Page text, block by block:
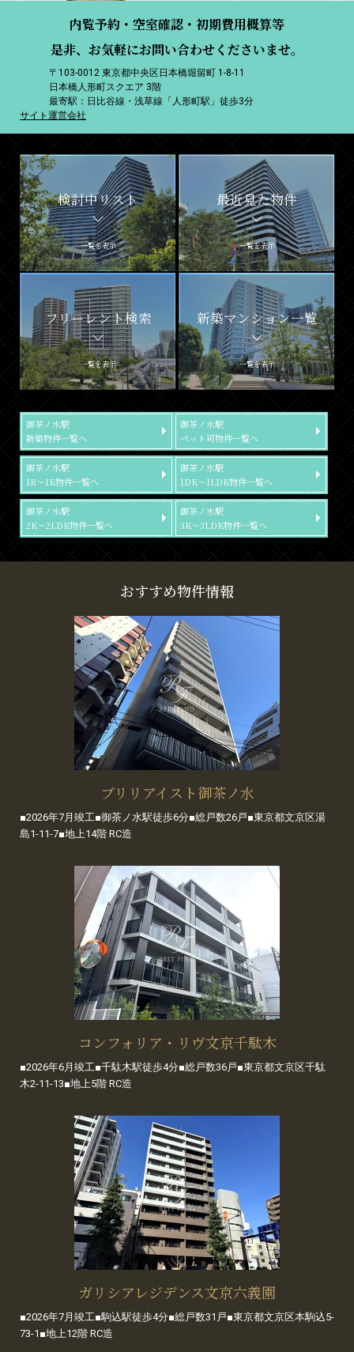
内覧予約・空室確認・初期費用概算等
是非、お気軽にお問い合わせくださいませ。
〒103-0012 東京都中央区日本橋堀留町 1-8-11
日本橋人形町スクエア 3階
最寄駅：日比谷線・浅草線「人形町駅」徒歩3分
サイト運営会社
検討中リスト
一覧を表示
最近見た物件
一覧を表示
フリーレント検索
一覧を表示
新築マンション一覧
一覧を表示
御茶ノ水駅
新築物件一覧へ
御茶ノ水駅
ペット可物件一覧へ
御茶ノ水駅
1R～1K物件一覧へ
御茶ノ水駅
1DK～1LDK物件一覧へ
御茶ノ水駅
2K～2LDK物件一覧へ
御茶ノ水駅
3K～3LDK物件一覧へ
おすすめ物件情報
ブリリアイスト御茶ノ水
■2026年7月竣工■御茶ノ水駅徒歩6分■総戸数26戸■東京都文京区湯
島1-11-7■地上14階 RC造
コンフォリア・リヴ文京千駄木
■2026年6月竣工■千駄木駅徒歩4分■総戸数36戸■東京都文京区千駄
木2-11-13■地上5階 RC造
ガリシアレジデンス文京六義園
■2026年7月竣工■駒込駅徒歩4分■総戸数31戸■東京都文京区本駒込5-
73-1■地上12階 RC造